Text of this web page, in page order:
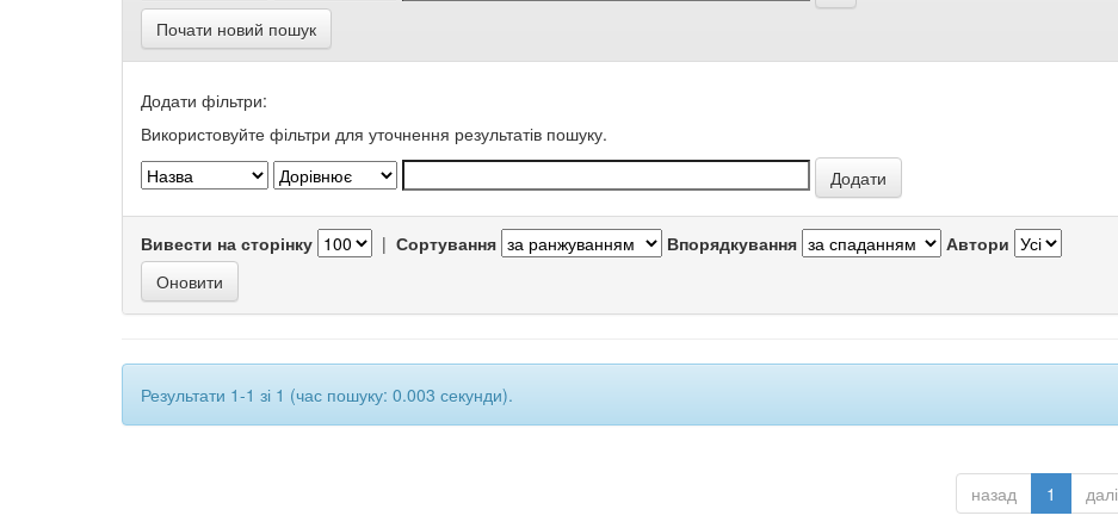
Почати новий пошук
Додати фільтри:
Використовуйте фільтри для уточнення результатів пошуку.
Вивести на сторінку | Сортування Впорядкування Автори
Результати 1-1 зі 1 (час пошуку: 0.003 секунди).
назад 1 далі